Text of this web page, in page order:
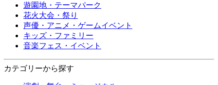
遊園地・テーマパーク
花火大会・祭り
声優・アニメ・ゲームイベント
キッズ・ファミリー
音楽フェス・イベント
カテゴリーから探す